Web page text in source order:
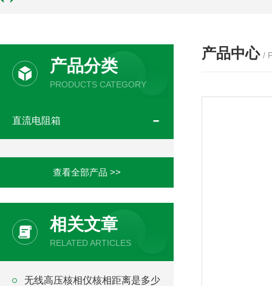
产品分类
PRODUCTS CATEGORY
直流电阻箱
查看全部产品 >>
相关文章
RELATED ARTICLES
无线高压核相仪核相距离是多少
产品中心 /